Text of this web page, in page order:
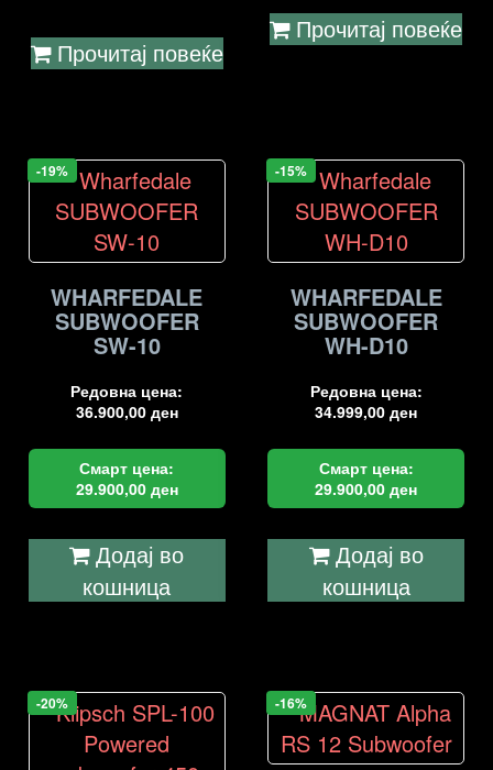
Прочитај повеќе
Прочитај повеќе
-19%
WHARFEDALE
SUBWOOFER
SW-10
Редовна цена:
36.900,00 ден
Смарт цена:
29.900,00 ден
Додај во
кошница
-15%
WHARFEDALE
SUBWOOFER
WH-D10
Редовна цена:
34.999,00ден
Смарт цена:
29.900,00ден
Додај во
кошница
-20% -16%